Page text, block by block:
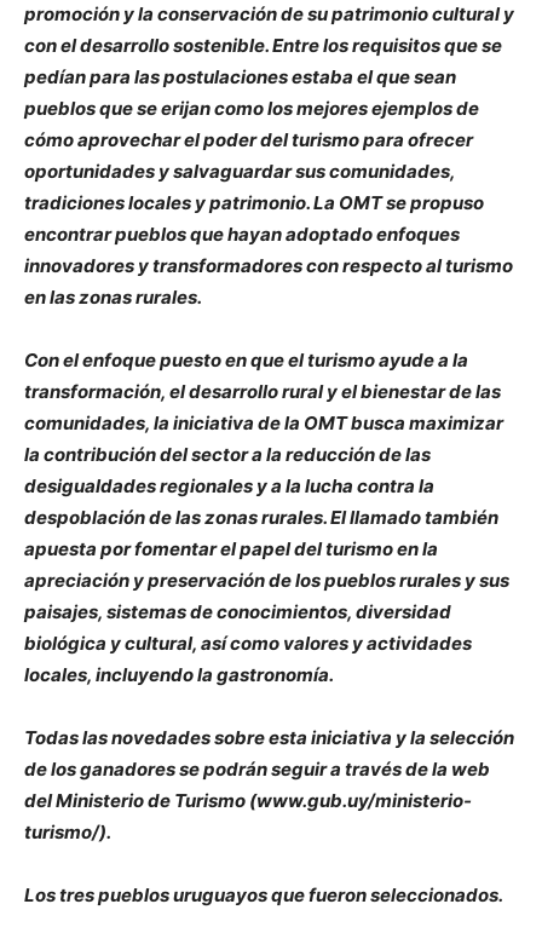
promoción y la conservación de su patrimonio cultural y
con el desarrollo sostenible. Entre los requisitos que se
pedían para las postulaciones estaba el que sean
pueblos que se erijan como los mejores ejemplos de
cómo aprovechar el poder del turismo para ofrecer
oportunidades y salvaguardar sus comunidades,
tradiciones locales y patrimonio. La OMT se propuso
encontrar pueblos que hayan adoptado enfoques
innovadores y transformadores con respecto al turismo
en las zonas rurales.
Con el enfoque puesto en que el turismo ayude a la
transformación, el desarrollo rural y el bienestar de las
comunidades, la iniciativa de la OMT busca maximizar
la contribución del sector a la reducción de las
desigualdades regionales y a la lucha contra la
despoblación de las zonas rurales. El llamado también
apuesta por fomentar el papel del turismo en la
apreciación y preservación de los pueblos rurales y sus
paisajes, sistemas de conocimientos, diversidad
biológica y cultural, así como valores y actividades
locales, incluyendo la gastronomía.
Todas las novedades sobre esta iniciativa y la selección
de los ganadores se podrán seguir a través de la web
del Ministerio de Turismo (www.gub.uy/ministerio-
turismo/).
Los tres pueblos uruguayos que fueron seleccionados.